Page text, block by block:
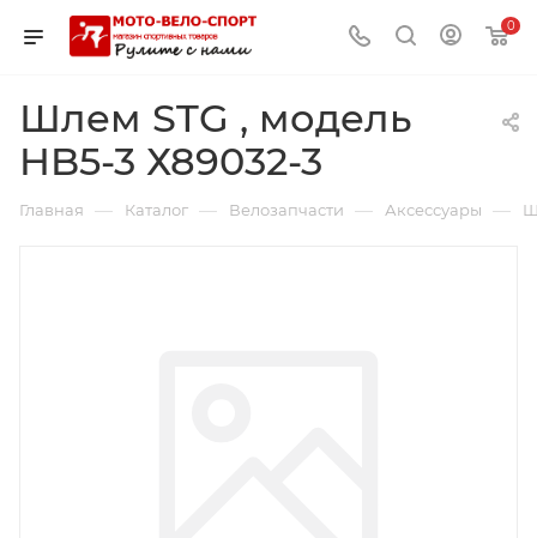
0
Шлем STG , модель
HB5-3 Х89032-3
Главная — Каталог — Велозапчасти — Аксессуары —